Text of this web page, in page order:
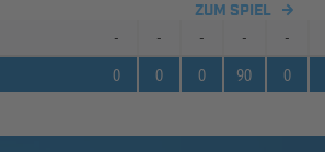
ZUM SPIEL
- - - - -
0
0 0 90 0